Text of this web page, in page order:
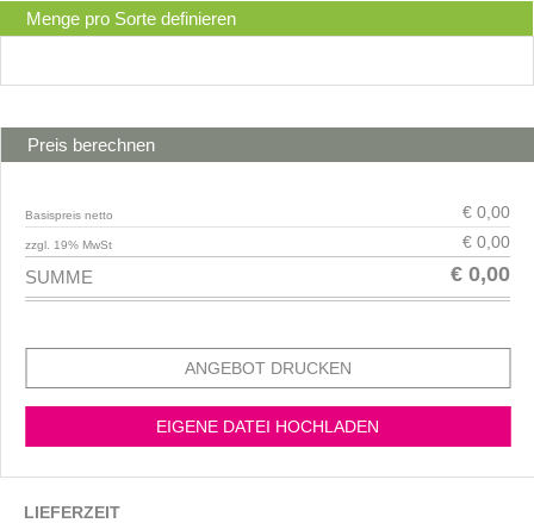
Menge pro Sorte definieren
Preis berechnen
Basispreis netto € 0,00
zzgl. 19% MwSt € 0,00
SUMME € 0,00
ANGEBOT DRUCKEN
EIGENE DATEI HOCHLADEN
LIEFERZEIT